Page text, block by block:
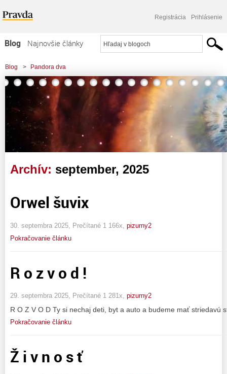
Registrácia Prihlásenie
Blog
Najnovšie články
Najčítanejšie články
Najkomentovanejšie články
Zoznam blogov
Komerčné blogy
Blog > Pandora dva
Archív: september, 2025
Orwel šuvix
30. septembra 2025, Prečítané 1 166x, pizurny2
Pokračovanie článku
R o z v o d !
29. septembra 2025, Prečítané 1 281x, pizurny2
R O Z V O D Ty si nechaj deti, byt a auto a budeme mať striedavú
Pokračovanie článku
Ž i v n o s ť